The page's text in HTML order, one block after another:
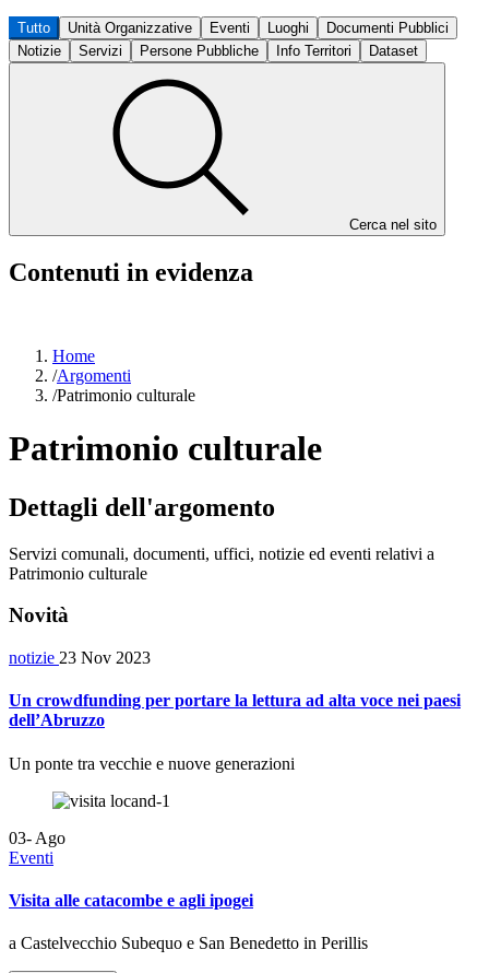
Tutto Unità Organizzative Eventi Luoghi
Documenti Pubblici
Notizie
Servizi Persone Pubbliche Info Territori Dataset
Cerca nel sito
Contenuti in evidenza
Home
/Argomenti
/Patrimonio culturale
Patrimonio culturale
Dettagli dell'argomento
Servizi comunali, documenti, uffici, notizie ed eventi relativi a
Patrimonio culturale
Novità
notizie 23 Nov 2023
Un crowdfunding per portare la lettura ad alta voce nei paesi
dell’Abruzzo
Un ponte tra vecchie e nuove generazioni
03- Ago
Eventi
Visita alle catacombe e agli ipogei
a Castelvecchio Subequo e San Benedetto in Perillis